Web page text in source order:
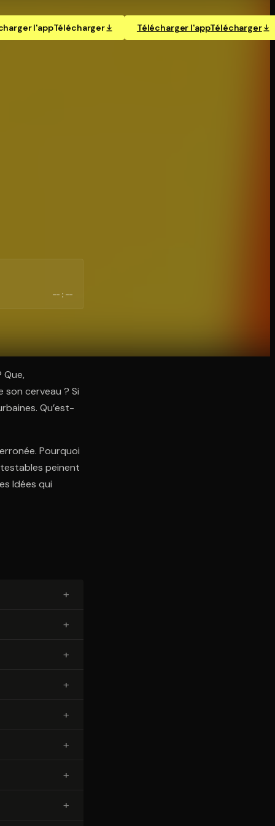
l'appTélécharger Télécharger l'appTélécharger
--:--
Que,
son cerveau ? Si
Qu’est-
Pourquoi
peinent
Idées qui
+
+
+
+
+
+
+
+